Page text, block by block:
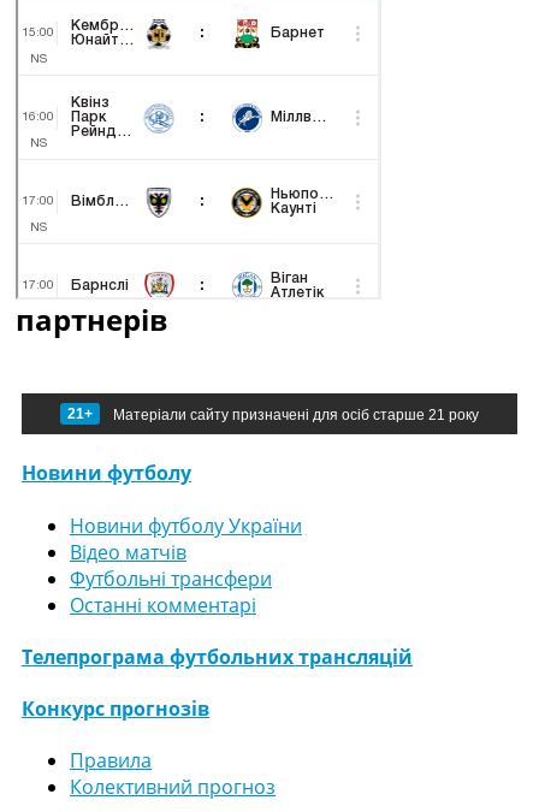
партнерів
21+ Матеріали сайту призначені для осіб старше 21 року
Новини футболу
Новини футболу України
Відео матчів
Футбольні трансфери
Останні комментарі
Телепрограма футбольних трансляцій
Конкурс прогнозів
Правила
Колективний прогноз